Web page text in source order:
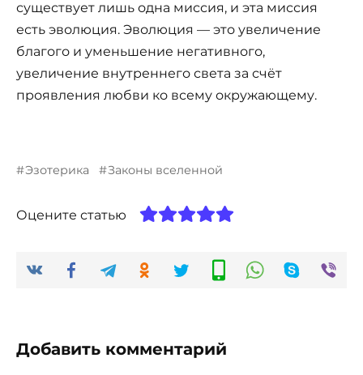
существует лишь одна миссия, и эта миссия
есть эволюция. Эволюция — это увеличение
благого и уменьшение негативного,
увеличение внутреннего света за счёт
проявления любви ко всему окружающему.
Эзотерика Законы вселенной
Оцените статью
Добавить комментарий